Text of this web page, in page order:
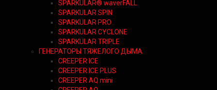
SPARKULAR® waverFALL
SPARKULAR SPIN
SPARKULAR PRO
SPARKULAR CYCLONE
SPARKULAR TRIPLE
ГЕНЕРАТОРЫ ТЯЖЕЛОГО ДЫМА
CREEPER ICE
CREEPER ICE PLUS
CREEPER AQ mini